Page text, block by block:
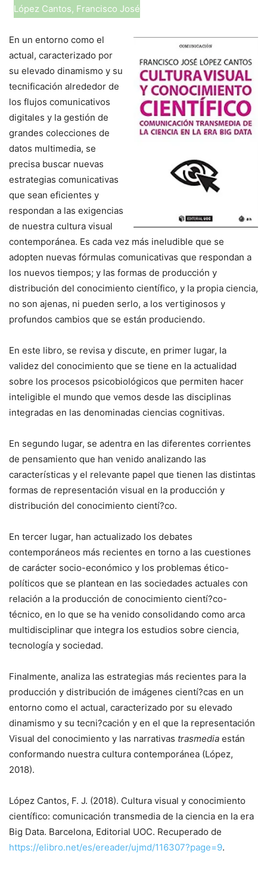
López Cantos, Francisco José
En un entorno como el
actual, caracterizado por
su elevado dinamismo y su
tecnificación alrededor de
los flujos comunicativos
digitales y la gestión de
grandes colecciones de
datos multimedia, se
precisa buscar nuevas
estrategias comunicativas
que sean eficientes y
respondan a las exigencias
de nuestra cultura visual
contemporánea. Es cada vez más ineludible que se
adopten nuevas fórmulas comunicativas que respondan a
los nuevos tiempos; y las formas de producción y
distribución del conocimiento científico, y la propia ciencia,
no son ajenas, ni pueden serlo, a los vertiginosos y
profundos cambios que se están produciendo.
En este libro, se revisa y discute, en primer lugar, la
validez del conocimiento que se tiene en la actualidad
sobre los procesos psicobiológicos que permiten hacer
inteligible el mundo que vemos desde las disciplinas
integradas en las denominadas ciencias cognitivas.
En segundo lugar, se adentra en las diferentes corrientes
de pensamiento que han venido analizando las
características y el relevante papel que tienen las distintas
formas de representación visual en la producción y
distribución del conocimiento cientí?co.
En tercer lugar, han actualizado los debates
contemporáneos más recientes en torno a las cuestiones
de carácter socio-económico y los problemas ético-
políticos que se plantean en las sociedades actuales con
relación a la producción de conocimiento cientí?co-
técnico, en lo que se ha venido consolidando como arca
multidisciplinar que integra los estudios sobre ciencia,
tecnología y sociedad.
Finalmente, analiza las estrategias más recientes para la
producción y distribución de imágenes cientí?cas en un
entorno como el actual, caracterizado por su elevado
dinamismo y su tecni?cación y en el que la representación
Visual del conocimiento y las narrativas trasmedia están
conformando nuestra cultura contemporánea (López,
2018).
López Cantos, F. J. (2018). Cultura visual y conocimiento
científico: comunicación transmedia de la ciencia en la era
Big Data. Barcelona, Editorial UOC. Recuperado de
https://elibro.net/es/ereader/ujmd/116307?page=9.